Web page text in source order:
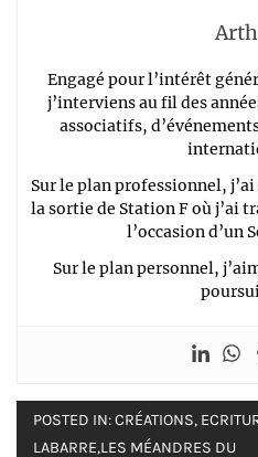
Engagé pour l’intérêt
j’interviens au fil des
associatifs,
Sur le plan professionnel,
la sortie de Station F où j’ai
l’occasion d’un
Sur le plan personnel,
POSTED IN:CRÉATIONS,
LABARRE,LES MÉANDRES DU